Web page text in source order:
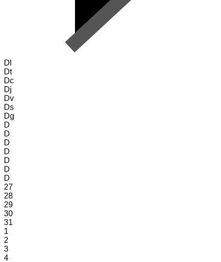
Dl
Dt
Dc
Dj
Dv
Ds
Dg
D
D
D
D
D
D
D
27
28
29
30
31
1
2
3
4